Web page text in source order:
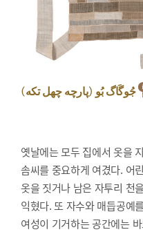
جُوگَاگ بُو (پارچه چهل تکه)
옛날에는 모두 집에서 옷을
솜씨를 중요하게 여겼다. 어
옷을 짓거나 남은 자투리 천
익혔다. 또 자수와 매듭공예
여성이 기거하는 공간에는